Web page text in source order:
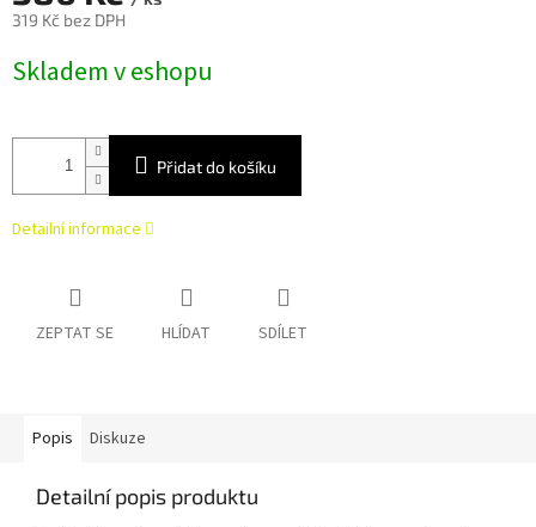
319 Kč bez DPH
cena:
Skladem v eshopu
Přidat do košíku
Detailní informace
ZEPTAT SE HLÍDAT SDÍLET
Popis Diskuze
Detailní popis produktu